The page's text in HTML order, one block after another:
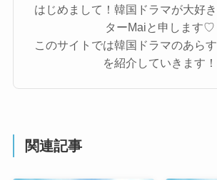
はじめまして！韓国ドラマが大好
ターMaiと申します♡
このサイトでは韓国ドラマのあら
を紹介していきます！
関連記事